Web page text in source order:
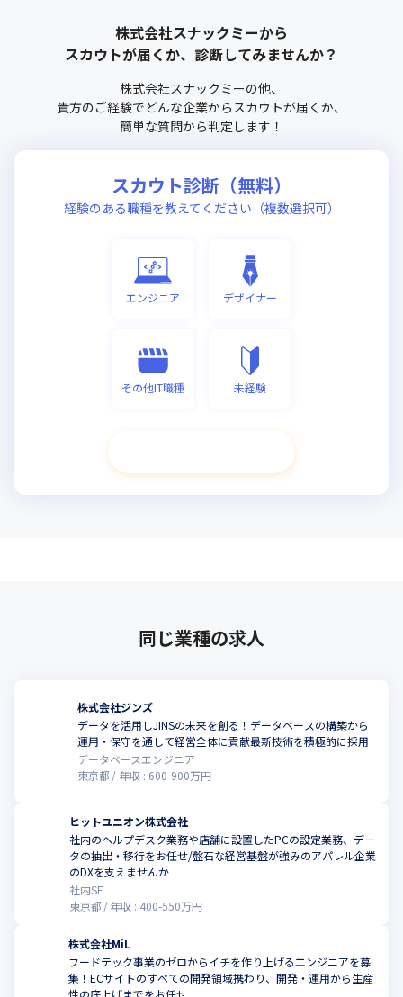
株式会社スナックミーから
スカウトが届くか、診断してみませんか？
株式会社スナックミーの他、
貴方のご経験でどんな企業からスカウトが届くか、
簡単な質問から判定します！
スカウト診断（無料）
経験のある職種を教えてください（複数選択可）
エンジニア デザイナー
その他IT職種 未経験
同じ業種の求人
株式会社ジンズ
データを活用しJINSの未来を創る！データベースの構築から
運用・保守を通して経営全体に貢献最新技術を積極的に採用
データベースエンジニア
東京都
年収 : 600-900万円
ヒットユニオン株式会社
社内のヘルプデスク業務や店舗に設置したPCの設定業務、デー
タの抽出・移行をお任せ/盤石な経営基盤が強みのアパレル企業
のDXを支えませんか
社内SE
東京都
年収 : 400-550万円
株式会社MiL
フードテック事業のゼロからイチを作り上げるエンジニアを募
集！ECサイトのすべての開発領域携わり、開発・運用から生産
性の底上げまでをお任せ